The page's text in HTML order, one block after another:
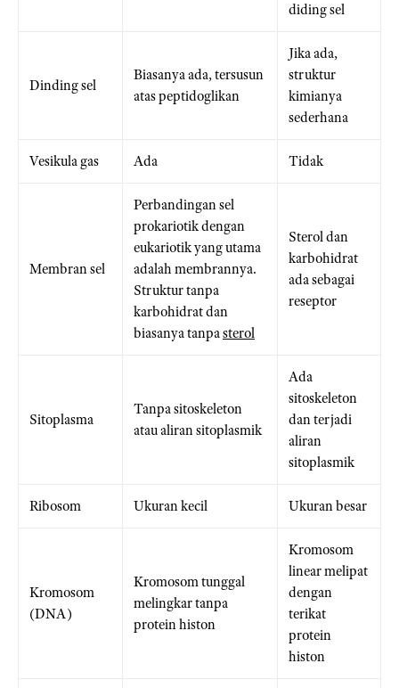
diding sel
Dinding sel
Biasanya ada, tersusun
atas peptidoglikan
Jika ada,
struktur
kimianya
sederhana
Vesikula gas Ada Tidak
Membran sel
Perbandingan sel
prokariotik dengan
eukariotik yang utama
adalah membrannya.
Struktur tanpa
karbohidrat dan
biasanya tanpasterol
Sterol dan
karbohidrat
ada sebagai
reseptor
Sitoplasma
Tanpa sitoskeleton
atau aliran sitoplasmik
Ada
sitoskeleton
dan terjadi
aliran
sitoplasmik
Ribosom Ukuran kecil Ukuran besar
Kromosom
(DNA)
Kromosom tunggal
melingkar tanpa
protein histon
Kromosom
linear melipat
dengan
terikat
protein
histon